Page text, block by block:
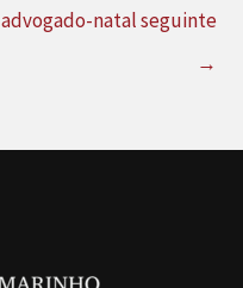
advogado-natal seguinte
→